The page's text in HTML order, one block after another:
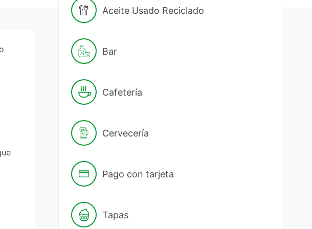
Aceite Usado Reciclado
Bar
Cafetería
Cervecería
Pago con tarjeta
Tapas